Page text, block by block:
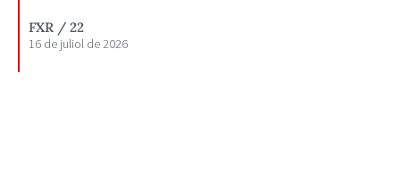
FXR / 22
16 de juliol de 2026